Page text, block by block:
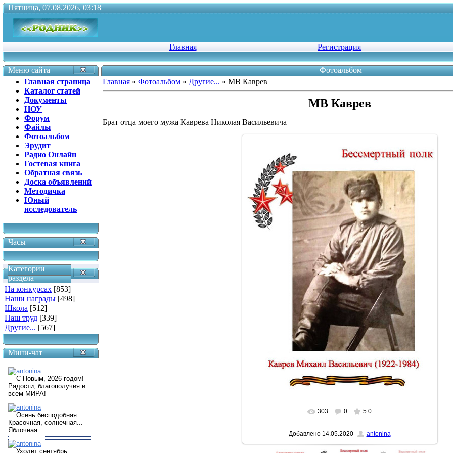
Пятница, 07.08.2026, 03:18
Главная Регистрация
Меню сайта
Главная страница
Каталог статей
Документы
НОУ
Форум
Файлы
Фотоальбом
Эрудит
Радио Онлайн
Гостевая книга
Обратная связь
Доска объявлений
Методичка
Юный
исследователь
Часы
Категории
раздела
На конкурсах [853]
Наши награды [498]
Школа [512]
Наш труд [339]
Другие... [567]
Мини-чат
Фотоальбом
Главная » Фотоальбом » Другие... » МВ Каврев
МВ Каврев
Брат отца моего мужа Каврева Николая Васильевича
В реальном размере 795x1057
303 0 5.0
Добавлено14.05.2020 antonina